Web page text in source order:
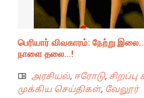
பெரியார் விவகாரம்: நேற்று
நாளை தலை…!
அரசியல், ஈரோடு,
முக்கிய செய்திகள், வேலூர்